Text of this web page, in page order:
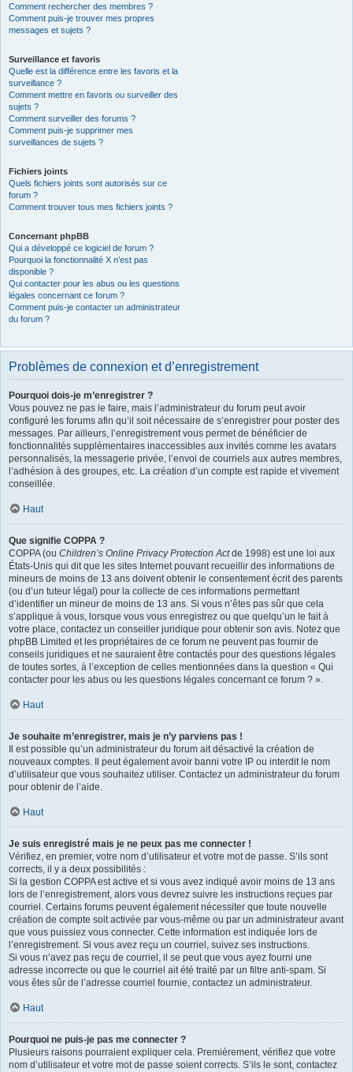
Comment rechercher des membres ?
Comment puis-je trouver mes propres
messages et sujets ?
Surveillance et favoris
Quelle est la différence entre les favoris et la
surveillance ?
Comment mettre en favoris ou surveiller des
sujets ?
Comment surveiller des forums ?
Comment puis-je supprimer mes
surveillances de sujets ?
Fichiers joints
Quels fichiers joints sont autorisés sur ce
forum ?
Comment trouver tous mes fichiers joints ?
Concernant phpBB
Qui a développé ce logiciel de forum ?
Pourquoi la fonctionnalité X n’est pas
disponible ?
Qui contacter pour les abus ou les questions
légales concernant ce forum ?
Comment puis-je contacter un administrateur
du forum ?
Problèmes de connexion et d’enregistrement
Pourquoi dois-je m’enregistrer ?
Vous pouvez ne pas le faire, mais l’administrateur du forum peut avoir
configuré les forums afin qu’il soit nécessaire de s’enregistrer pour poster des
messages. Par ailleurs, l’enregistrement vous permet de bénéficier de
fonctionnalités supplémentaires inaccessibles aux invités comme les avatars
personnalisés, la messagerie privée, l’envoi de courriels aux autres membres,
l’adhésion à des groupes, etc. La création d’un compte est rapide et vivement
conseillée.
Haut
Que signifie COPPA ?
COPPA (ou Children’s Online Privacy Protection Actde 1998) est une loi aux
États-Unis qui dit que les sites Internet pouvant recueillir des informations de
mineurs de moins de 13 ans doivent obtenir le consentement écrit des parents
(ou d’un tuteur légal) pour la collecte de ces informations permettant
d’identifier un mineur de moins de 13 ans. Si vous n’êtes pas sûr que cela
s’applique à vous, lorsque vous vous enregistrez ou que quelqu’un le fait à
votre place, contactez un conseiller juridique pour obtenir son avis. Notez que
phpBB Limited et les propriétaires de ce forum ne peuvent pas fournir de
conseils juridiques et ne sauraient être contactés pour des questions légales
de toutes sortes, à l’exception de celles mentionnées dans la question « Qui
contacter pour les abus ou les questions légales concernant ce forum ? ».
Haut
Je souhaite m’enregistrer, mais je n’y parviens pas !
Il est possible qu’un administrateur du forum ait désactivé la création de
nouveaux comptes. Il peut également avoir banni votre IP ou interdit le nom
d’utilisateur que vous souhaitez utiliser. Contactez un administrateur du forum
pour obtenir de l’aide.
Haut
Je suis enregistré mais je ne peux pas me connecter !
Vérifiez, en premier, votre nom d’utilisateur et votre mot de passe. S’ils sont
corrects, il y a deux possibilités :
Si la gestion COPPA est active et si vous avez indiqué avoir moins de 13 ans
lors de l’enregistrement, alors vous devrez suivre les instructions reçues par
courriel. Certains forums peuvent également nécessiter que toute nouvelle
création de compte soit activée par vous-même ou par un administrateur avant
que vous puissiez vous connecter. Cette information est indiquée lors de
l’enregistrement. Si vous avez reçu un courriel, suivez ses instructions.
Si vous n’avez pas reçu de courriel, il se peut que vous ayez fourni une
adresse incorrecte ou que le courriel ait été traité par un filtre anti-spam. Si
vous êtes sûr de l’adresse courriel fournie, contactez un administrateur.
Haut
Pourquoi ne puis-je pas me connecter ?
Plusieurs raisons pourraient expliquer cela. Premièrement, vérifiez que votre
nom d’utilisateur et votre mot de passe soient corrects. S’ils le sont, contactez